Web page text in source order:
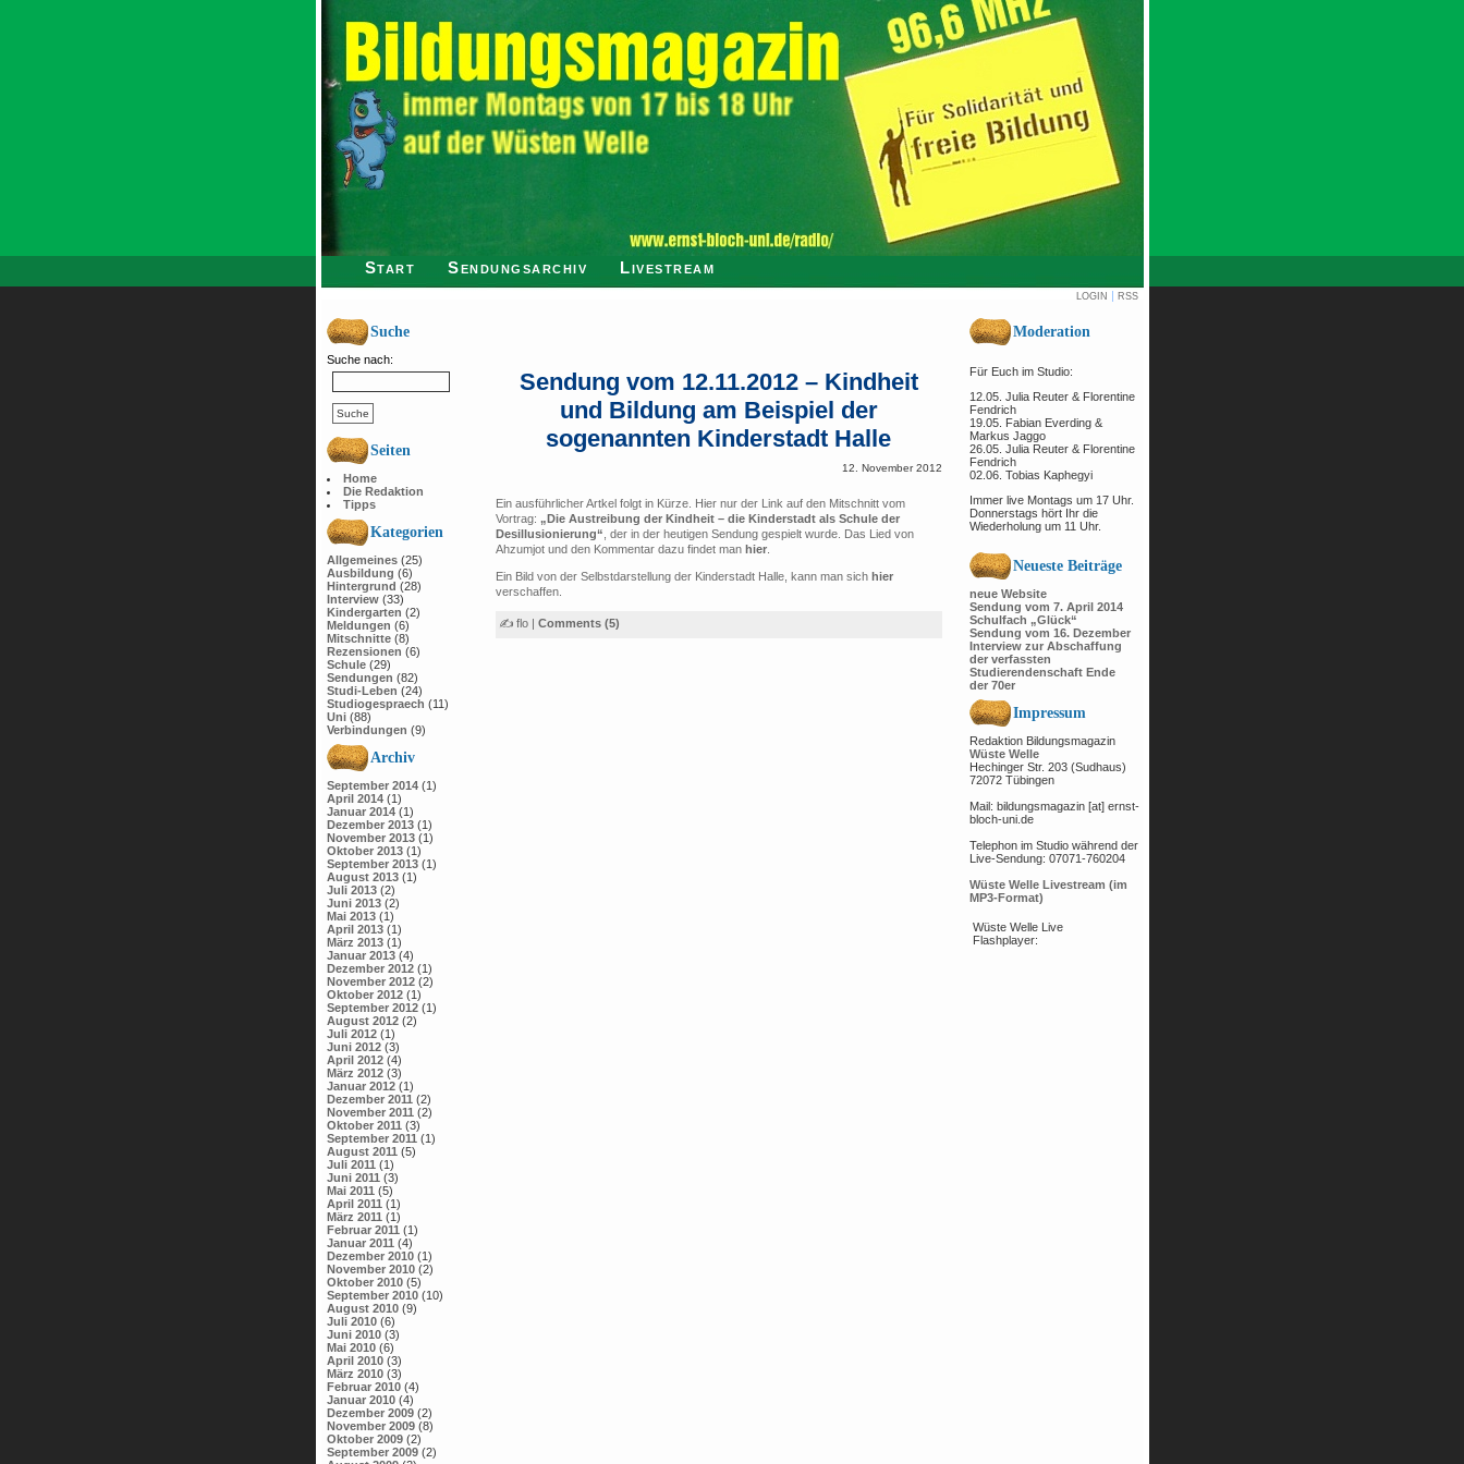
Start Sendungsarchiv Livestream
LOGIN | RSS
Suche
Suche nach:
Seiten
Home
Die Redaktion
Tipps
Kategorien
Allgemeines(25)
Ausbildung (6)
Hintergrund (28)
Interview(33)
Kindergarten (2)
Meldungen (6)
Mitschnitte(8)
Rezensionen (6)
Schule(29)
Sendungen (82)
Studi-Leben (24)
Studiogespraech (11)
Uni(88)
Verbindungen (9)
Archiv
September 2014(1)
April 2014(1)
Januar 2014(1)
Dezember 2013(1)
November 2013(1)
Oktober 2013(1)
September 2013(1)
August 2013(1)
Juli 2013(2)
Juni 2013(2)
Mai 2013(1)
April 2013(1)
März 2013(1)
Januar 2013(4)
Dezember 2012(1)
November 2012(2)
Oktober 2012(1)
September 2012(1)
August 2012(2)
Juli 2012(1)
Juni 2012(3)
April 2012(4)
März 2012(3)
Januar 2012(1)
Dezember 2011 (2)
November 2011 (2)
Oktober 2011 (3)
September 2011 (1)
August 2011 (5)
Juli 2011 (1)
Juni 2011 (3)
Mai 2011 (5)
April 2011 (1)
März 2011 (1)
Februar 2011 (1)
Januar 2011 (4)
Dezember 2010(1)
November 2010(2)
Oktober 2010(5)
September 2010(10)
August 2010(9)
Juli 2010(6)
Juni 2010(3)
Mai 2010(6)
April 2010(3)
März 2010(3)
Februar 2010(4)
Januar 2010(4)
Dezember 2009(2)
November 2009(8)
Oktober 2009(2)
September 2009(2)
Sendung vom 12.11.2012 – Kindheit
und Bildung am Beispiel der
sogenannten Kinderstadt Halle
12. November 2012
Ein ausführlicher Artkel folgt in Kürze. Hier nur der Link auf den Mitschnitt vom
Vortrag: „Die Aus­trei­bung der Kind­heit – die Kin­der­stadt als Schule der
Desillusionierung“ , der in der heutigen Sendung gespielt wurde. Das Lied von
Ahzumjot und den Kommentar dazu findet man hier.
Ein Bild von der Selbstdarstellung der Kinderstadt Halle, kann man sich hier
verschaffen.
✍ flo | Comments (5)
Moderation
Für Euch im Studio:
12.05. Julia Reuter & Florentine
Fendrich
19.05. Fabian Everding &
Markus Jaggo
26.05. Julia Reuter & Florentine
Fendrich
02.06. Tobias Kaphegyi
Immer live Montags um 17 Uhr.
Donnerstags hört Ihr die
Wiederholung um 11 Uhr.
Neueste Beiträge
neue Website
Sendung vom 7. April 2014
Schulfach „Glück“
Sendung vom 16. Dezember
Interview zur Abschaffung
der verfassten
Studierendenschaft Ende
der 70er
Impressum
Redaktion Bildungsmagazin
Wüste Welle
Hechinger Str. 203 (Sudhaus)
72072 Tübingen
Mail: bildungsmagazin [at] ernst-
bloch-uni.de
Telephon im Studio während der
Live-Sendung: 07071-760204
Wüste Welle Livestream (im
MP3-Format)
Wüste Welle Live
Flashplayer: